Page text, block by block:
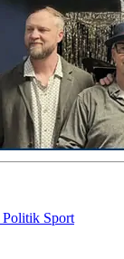
Politik Sport